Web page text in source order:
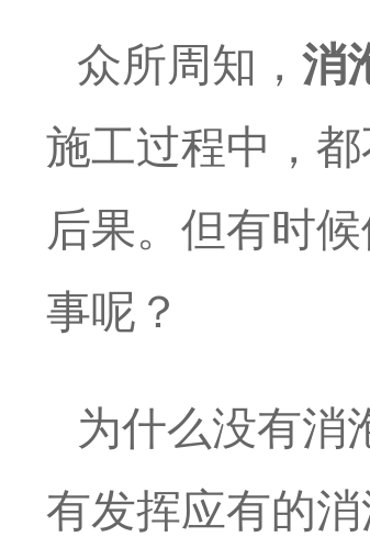
众所周知， 消
施工过程中，
后果。但有时
事呢？
为什么没有消
有发挥应有的消